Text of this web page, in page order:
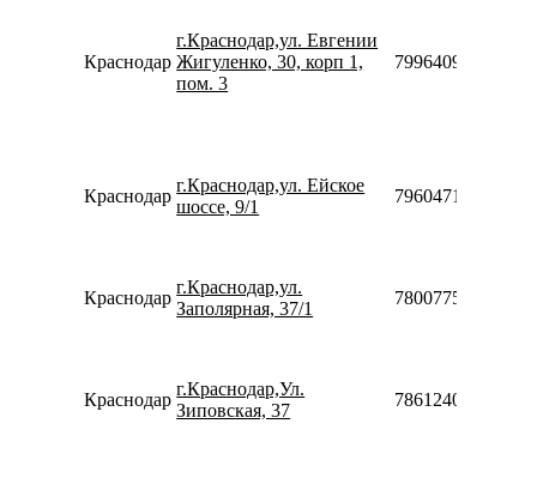
Краснодар
г.Краснодар,ул. Евгении
Жигуленко, 30, корп 1,
пом. 3
79964094241
Краснодар
г.Краснодар,ул. Ейское
шоссе, 9/1
79604718915
Краснодар
г.Краснодар,ул.
Заполярная, 37/1
78007753553
Краснодар
г.Краснодар,Ул.
Зиповская, 37
78612400645